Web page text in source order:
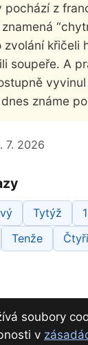
pochází z
znamená
zvolání křičeli
soupeře. A
známe
7. 2026
Tytýž
Tenže
soubory
v